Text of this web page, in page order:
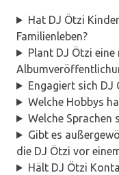
Hat DJ Ötzi
Familienleben?
Plant DJ Ötzi
Engagiert sich
Welche Hobbys
Welche Sprachen
Gibt es
die DJ Ötzi vor
Hält DJ Ötzi